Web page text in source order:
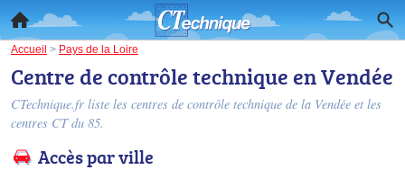
Accueil > Pays de la Loire
Centre de contrôle technique en Vendée
CTechnique.fr liste les centres de contrôle technique de la Vendée et les
centres CT du 85.
Accès par ville